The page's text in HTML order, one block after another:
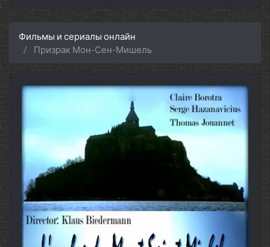
Фильмы и сериалы онлайн
Призрак Мон-Сен-Мишель